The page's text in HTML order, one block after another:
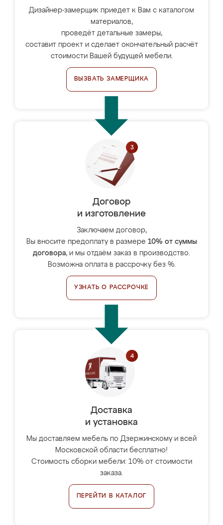
Дизайнер-замерщик приедет к Вам с каталогом
материалов,
проведёт детальные замеры,
составит проект и сделает окончательный расчёт
стоимости Вашей будущей мебели.
ВЫЗВАТЬ ЗАМЕРЩИКА
Договор
и изготовление
Заключаем договор,
Вы вносите предоплату в размере 10% от суммы
договора, и мы отдаём заказ в производство.
Возможна оплата в рассрочку без %.
УЗНАТЬ О РАССРОЧКЕ
Доставка
и установка
Мы доставляем мебель по Дзержинскому и всей
Московской области бесплатно!
Стоимость сборки мебели: 10% от стоимости
заказа.
ПЕРЕЙТИ В КАТАЛОГ